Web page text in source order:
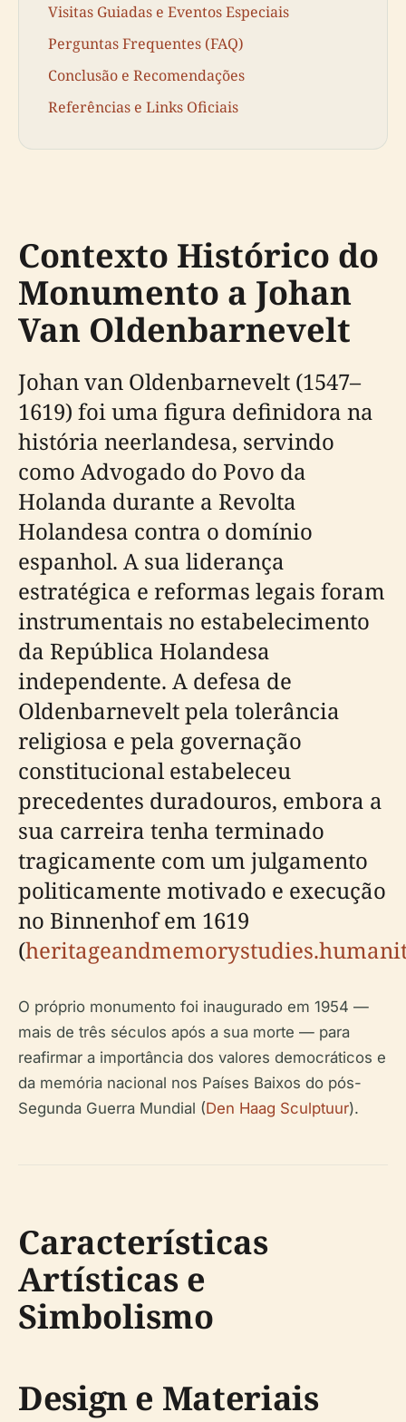
Visitas Guiadas e Eventos Especiais
Perguntas Frequentes (FAQ)
Conclusão e Recomendações
Referências e Links Oficiais
Contexto Histórico do
Monumento a Johan
Van Oldenbarnevelt
Johan van Oldenbarnevelt (1547–
1619) foi uma figura definidora na
história neerlandesa, servindo
como Advogado do Povo da
Holanda durante a Revolta
Holandesa contra o domínio
espanhol. A sua liderança
estratégica e reformas legais foram
instrumentais no estabelecimento
da República Holandesa
independente. A defesa de
Oldenbarnevelt pela tolerância
religiosa e pela governação
constitucional estabeleceu
precedentes duradouros, embora a
sua carreira tenha terminado
tragicamente com um julgamento
politicamente motivado e execução
no Binnenhof em 1619
(
O próprio monumento foi inaugurado em 1954 —
mais de três séculos após a sua morte — para
reafirmar a importância dos valores democráticos e
da memória nacional nos Países Baixos do pós-
Segunda Guerra Mundial (Den Haag Sculptuur).
Características
Artísticas e
Simbolismo
Design e Materiais